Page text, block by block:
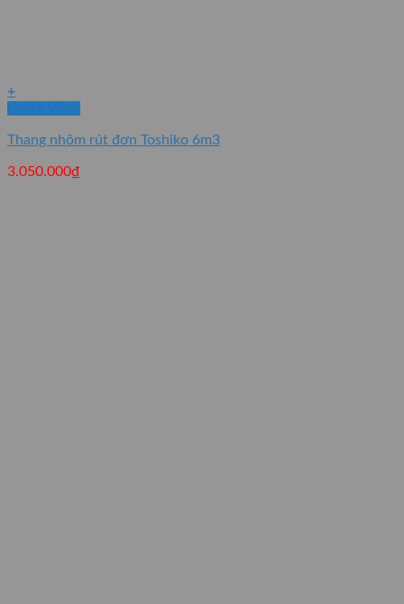
+
Quick View
Thang nhôm rút đơn Toshiko 6m3
3.050.000₫